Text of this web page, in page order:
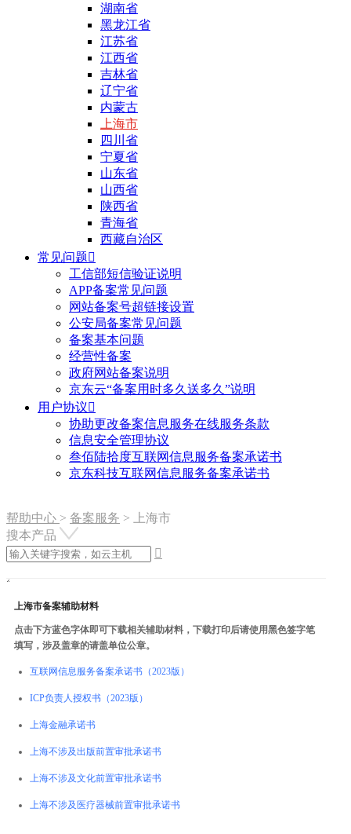
湖南省
黑龙江省
江苏省
江西省
吉林省
辽宁省
内蒙古
上海市
四川省
宁夏省
山东省
山西省
陕西省
青海省
西藏自治区
常见问题
工信部短信验证说明
APP备案常见问题
网站备案号超链接设置
公安局备案常见问题
备案基本问题
经营性备案
政府网站备案说明
京东云“备案用时多久送多久”说明
用户协议
协助更改备案信息服务在线服务条款
信息安全管理协议
叁佰陆拾度互联网信息服务备案承诺书
京东科技互联网信息服务备案承诺书
帮助中心 > 备案服务 >
上海市
搜本产品

上海市备案辅助材料
点击下方蓝色字体即可下载相关辅助材料，下载打印后请使用黑色签字笔
填写，涉及盖章的请盖单位公章。
互联网信息服务备案承诺书（2023版）
ICP负责人授权书（2023版）
上海金融承诺书
上海不涉及出版前置审批承诺书
上海不涉及文化前置审批承诺书
上海不涉及医疗器械前置审批承诺书